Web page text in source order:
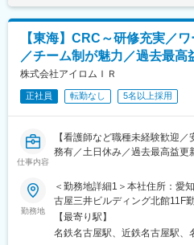
・5日間のリフレッシュ休暇制
暇。
・産前産後休暇（妊娠中時短勤
得できる育児休業、
復帰後は短時間勤務制度の利用
※育児休業から復帰し3ヶ月後に
※育児休業、時短勤務制度は入
変更の範囲：会社の定める業務
実しています。入社は原則偶
ともに2週間弱本社にて集合研
遂行する上で必要な法令から実
ながら学んでいきます。その後
業務を引継ぎながらOJT担当者
ど、徐々に業務を身に着けてい
ートを用いながら習熟度を測
てるようになります。なお、
てフォローを行う体制が整って
■同社の魅力：
ったときや先輩や上司がサポー
られます。また、家族の急な体
代理対応をしてくれる風土があ
・働きやすい環境：2019年度
【東海】CRC～研修充実／
／チーム制が魅力／過去最高
株式会社アイロムＩＲ
正社員 転勤なし 5名以上採用
仕事内容
【看護師など職種未経験歓迎
務有／土日休み／過去最高益更
験コーディネーター）として
・患者への試験の説明
・治験のスケジュール管理
・各種データの収集、管理など
■勤務地について
勤務地
＜勤務地詳細1＞本社住所：愛
古屋三井ビルディング北館11F
動喫煙対策：屋内全面禁煙＜
（愛知県、静岡県、岐阜県、三
【最寄り駅】
名鉄名古屋駅、近鉄名古屋駅、